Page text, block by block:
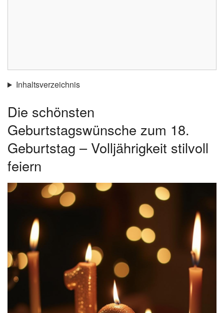
Inhaltsverzeichnis
Die schönsten
Geburtstagswünsche zum 18.
Geburtstag – Volljährigkeit stilvoll
feiern